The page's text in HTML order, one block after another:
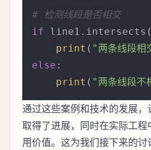
# 检测线段是否相交
if
print ( "两条线段相
else :
print ( "两条线段不
通过这些案例和技术的发展
取得了进展，同时在实际工
用价值。这为我们接下来的